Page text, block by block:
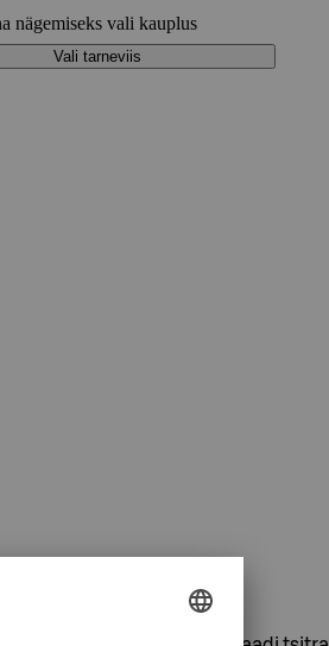
nägemiseks vali kauplus
Vali tarneviis